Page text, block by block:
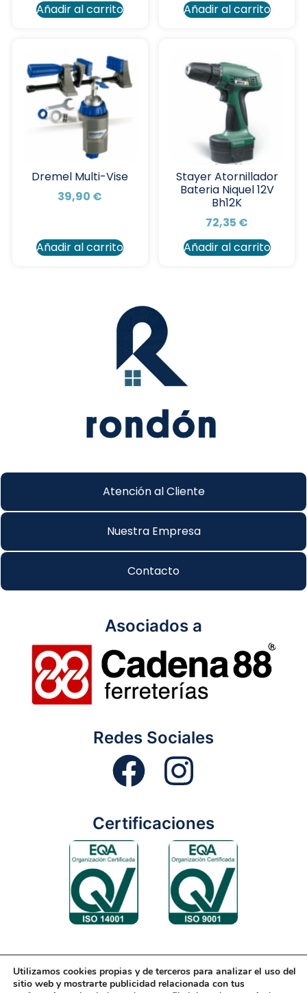
Añadir al carrito
Añadir al carrito
Dremel Multi-Vise
39,90 €
Añadir al carrito
Stayer Atornillador
Bateria Niquel 12V
Bh12K
72,35 €
Añadir al carrito
Atención al Cliente
Nuestra Empresa
Contacto
Asociados a
Redes Sociales
Certificaciones
Aviso Legal Condiciones Generales Diseño Web
Utilizamos cookies propias y de terceros para analizar el uso del
sitio web y mostrarte publicidad relacionada con tus